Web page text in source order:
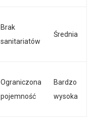
Brak
sanitariatów
Średnia
Ograniczona
pojemność
Bardzo
wysoka